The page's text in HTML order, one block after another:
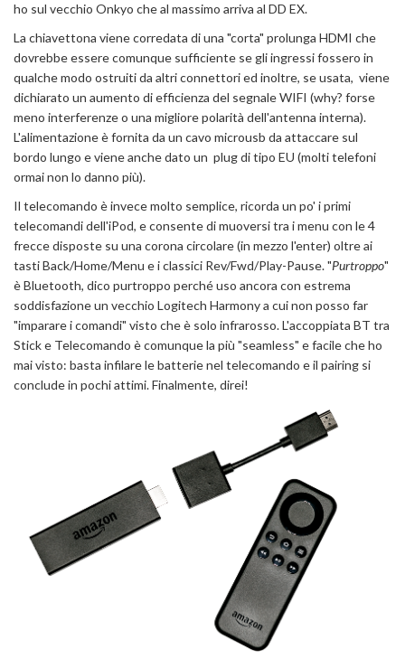
ho sul vecchio Onkyo che al massimo arriva al DD EX.
La chiavettona viene corredata di una "corta" prolunga HDMI che
dovrebbe essere comunque sufficiente se gli ingressi fossero in
qualche modo ostruiti da altri connettori ed inoltre, se usata, viene
dichiarato un aumento di efficienza del segnale WIFI (why? forse
meno interferenze o una migliore polarità dell'antenna interna).
L'alimentazione è fornita da un cavo microusb da attaccare sul
bordo lungo e viene anche dato un plug di tipo EU (molti telefoni
ormai non lo danno più).
Il telecomando è invece molto semplice, ricorda un po' i primi
telecomandi dell'iPod, e consente di muoversi tra i menu con le 4
frecce disposte su una corona circolare (in mezzo l'enter) oltre ai
tasti Back/Home/Menu e i classici Rev/Fwd/Play-Pause. "Purtroppo"
è Bluetooth, dico purtroppo perché uso ancora con estrema
soddisfazione un vecchio Logitech Harmony a cui non posso far
"imparare i comandi" visto che è solo infrarosso. L'accoppiata BT tra
Stick e Telecomando è comunque la più "seamless" e facile che ho
mai visto: basta infilare le batterie nel telecomando e il pairing si
conclude in pochi attimi. Finalmente, direi!